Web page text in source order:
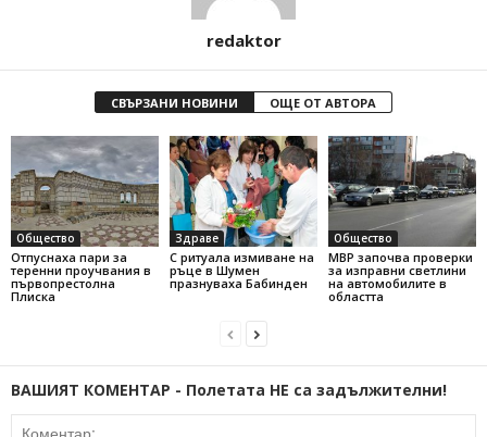
redaktor
СВЪРЗАНИ НОВИНИ ОЩЕ ОТ АВТОРА
Общество
Отпуснаха пари за
теренни проучвания в
първопрестолна
Плиска
Здраве
С ритуала измиване на
ръце в Шумен
празнуваха Бабинден
Общество
МВР започва проверки
за изправни светлини
на автомобилите в
областта
ВАШИЯТ КОМЕНТАР - Полетата НЕ са задължителни!